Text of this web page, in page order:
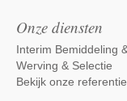
Onze diensten
Interim Bemiddeling
Werving & Selectie
Bekijk onze